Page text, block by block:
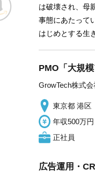
は破壊され、母
事態にあたって
はじめとする生
PMO「大規
GrowTech株式会
東京都 港区
年収500万
正社員
広告運用・